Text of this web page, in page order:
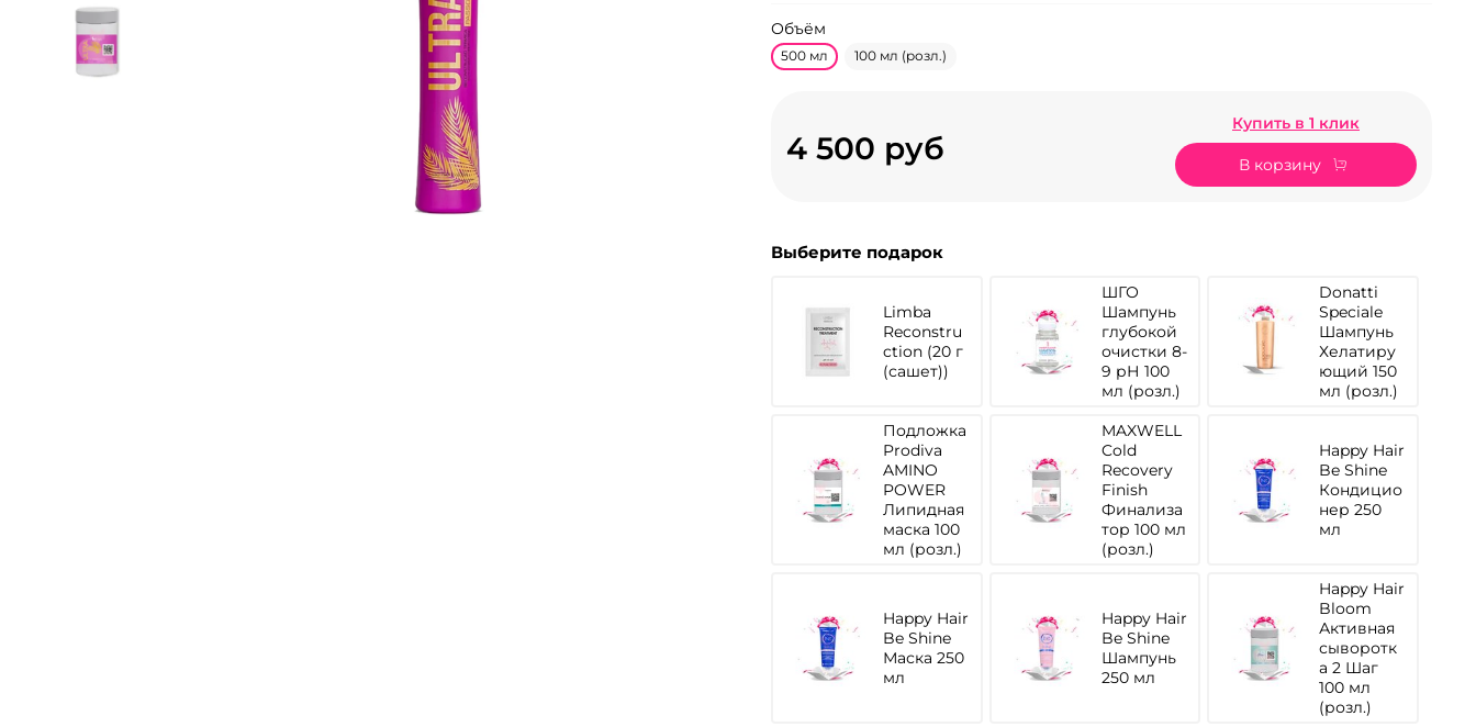
Объём
500 мл 100 мл (розл.)
4 500 руб
Купить в 1 клик
В корзину
Limba
Reconstru
ction (20 г
(сашет))
ШГО
Шампунь
глубокой
очистки 8-
9 рН 100
мл (розл.)
Donatti
Speciale
Шампунь
Хелатиру
ющий 150
мл (розл.)
Подложка
Prodiva
AMINO
POWER
Липидная
маска 100
мл (розл.)
MAXWELL
Cold
Recovery
Finish
Финализа
тор 100 мл
(розл.)
Happy Hair
Be Shine
Кондицио
нер 250
мл
Happy Hair
Be Shine
Маска 250
мл
Happy Hair
Be Shine
Шампунь
250 мл
Happy Hair
Bloom
Активная
сыворотк
а 2 Шаг
100 мл
(розл.)
Выберите подарок